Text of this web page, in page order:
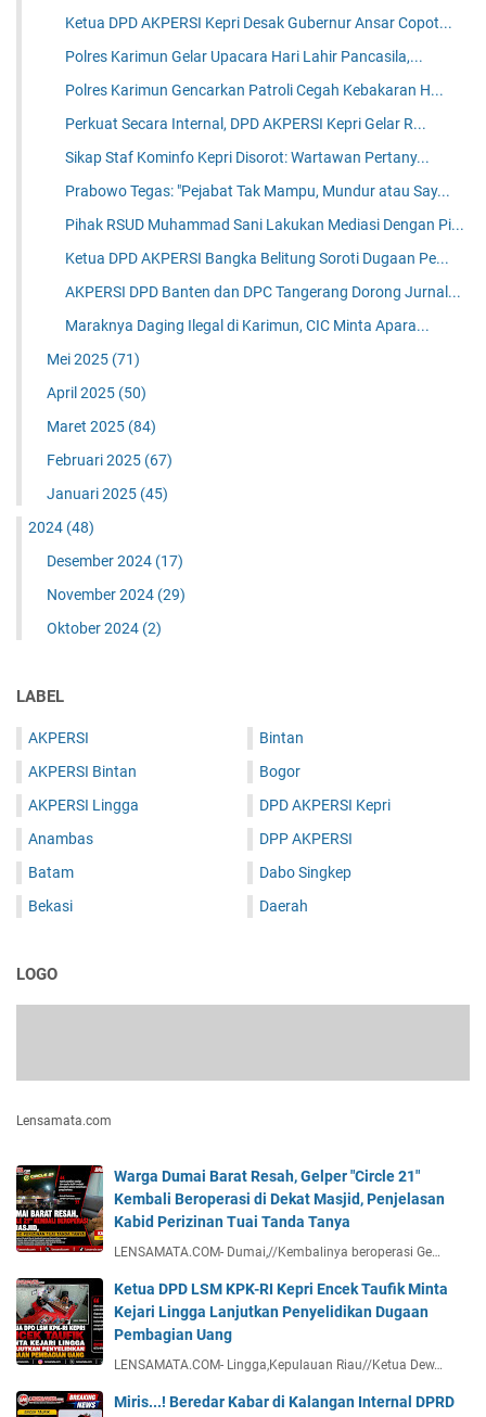
Ketua DPD AKPERSI Kepri Desak Gubernur Ansar Copot...
Polres Karimun Gelar Upacara Hari Lahir Pancasila,...
Polres Karimun Gencarkan Patroli Cegah Kebakaran H...
Perkuat Secara Internal, DPD AKPERSI Kepri Gelar R...
Sikap Staf Kominfo Kepri Disorot: Wartawan Pertany...
Prabowo Tegas: "Pejabat Tak Mampu, Mundur atau Say...
Pihak RSUD Muhammad Sani Lakukan Mediasi Dengan Pi...
Ketua DPD AKPERSI Bangka Belitung Soroti Dugaan Pe...
AKPERSI DPD Banten dan DPC Tangerang Dorong Jurnal...
Maraknya Daging Ilegal di Karimun, CIC Minta Apara...
Mei 2025 (71)
April 2025 (50)
Maret 2025 (84)
Februari 2025 (67)
Januari 2025 (45)
2024 (48)
Desember 2024 (17)
November 2024 (29)
Oktober 2024 (2)
LABEL
AKPERSI
AKPERSI Bintan
AKPERSI Lingga
Anambas
Batam
Bekasi
Bintan
Bogor
DPD AKPERSI Kepri
DPP AKPERSI
Dabo Singkep
Daerah
LOGO
Lensamata.com
Warga Dumai Barat Resah, Gelper "Circle 21"
Kabid Perizinan Tuai Tanda Tanya